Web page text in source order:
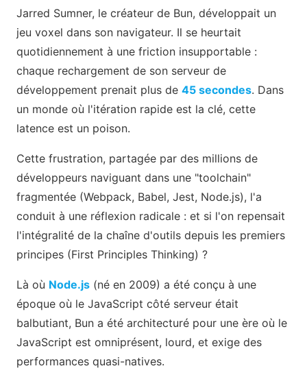
Jarred Sumner, le créateur de Bun, développait un
jeu voxel dans son navigateur. Il se heurtait
quotidiennement à une friction insupportable :
chaque rechargement de son serveur de
développement prenait plus de 45 secondes. Dans
un monde où l'itération rapide est la clé, cette
latence est un poison.
Cette frustration, partagée par des millions de
développeurs naviguant dans une "toolchain"
fragmentée (Webpack, Babel, Jest, Node.js), l'a
conduit à une réflexion radicale : et si l'on repensait
l'intégralité de la chaîne d'outils depuis les premiers
principes (First Principles Thinking) ?
Là où Node.js (né en 2009) a été conçu à une
époque où le JavaScript côté serveur était
balbutiant, Bun a été architecturé pour une ère où le
JavaScript est omniprésent, lourd, et exige des
performances quasi-natives.